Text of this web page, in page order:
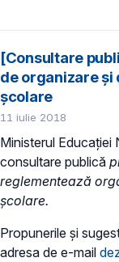
[Consultare
de organizare
școlare
11 iulie 2018
Ministerul Educaţiei
consultare publică
reglementează
școlare.
Propunerile și
adresa de e-mail